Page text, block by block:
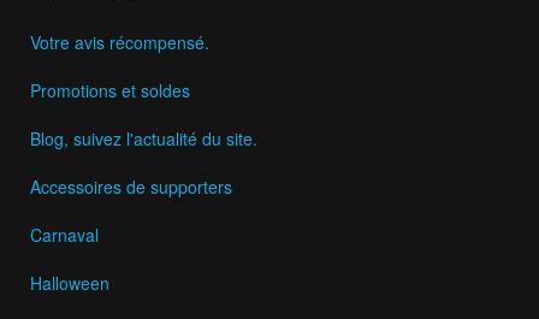
Votre avis récompensé.
Promotions et soldes
Blog, suivez l'actualité du site.
Accessoires de supporters
Carnaval
Halloween